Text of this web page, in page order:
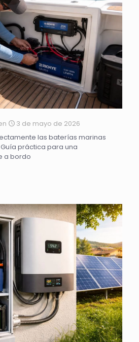
3 de mayo de 2026
las baterías marinas
práctica para una
a bordo